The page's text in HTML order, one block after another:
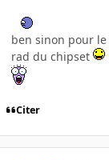
ben sinon pour
rad du chipset
Citer